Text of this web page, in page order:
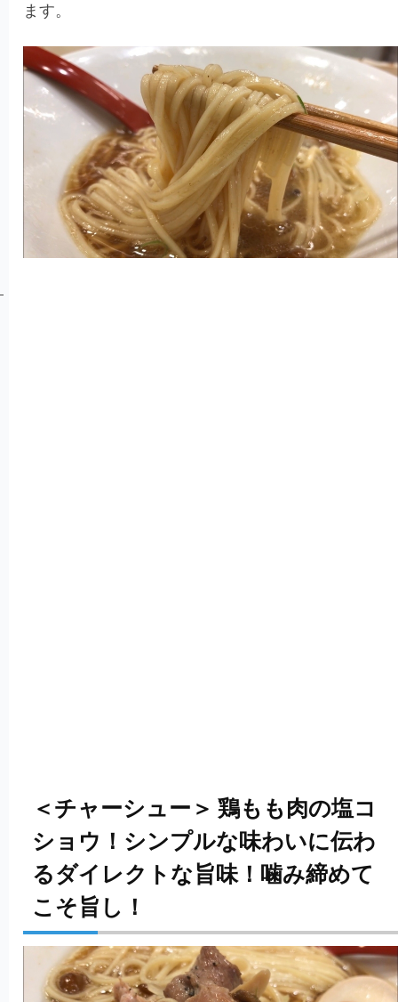
ます。
＜チャーシュー＞ 鶏もも肉の塩コ
ショウ！シンプルな味わいに伝わ
るダイレクトな旨味！噛み締めて
こそ旨し！